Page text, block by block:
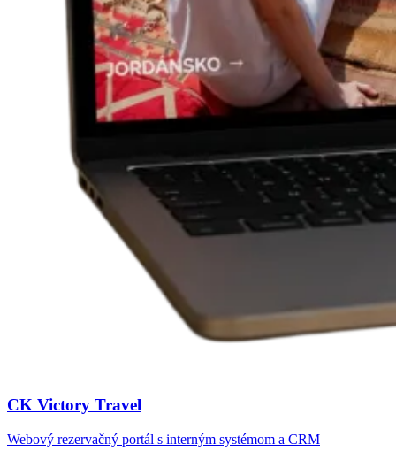
CK Victory Travel
Webový rezervačný portál s interným systémom a CRM